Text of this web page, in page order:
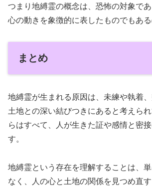
つまり地縛霊の概念は、恐怖の対象で
心の動きを象徴的に表したものでもある
まとめ
地縛霊が生まれる原因は、未練や執着
土地との深い結びつきにあると考えら
らはすべて、人が生きた証や感情と密
す。
地縛霊という存在を理解することは、
なく、人の心と土地の関係を見つめ直